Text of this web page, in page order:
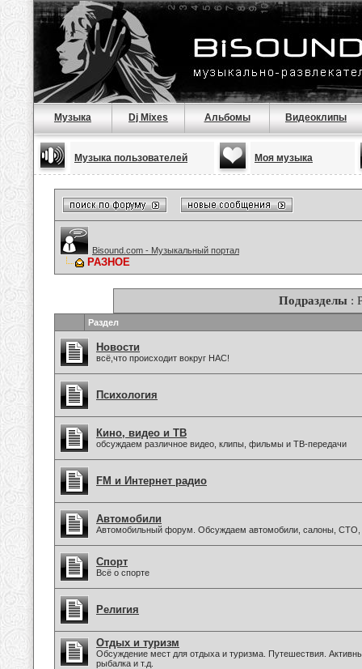
Музыка Dj Mixes Альбомы Видеоклипы
Музыка пользователей Моя музыка
Bisound.com - Музыкальный портал
РАЗНОЕ
Подразделы :
Раздел
Новости
всё,что происходит вокруг НАС!
Психология
Кино, видео и ТВ
обсуждаем различное видео, клипы, фильмы и ТВ-передачи
FM и Интернет радио
Автомобили
Автомобильный форум. Обсуждаем автомобили, салоны, СТО,
Спорт
Всё о спорте
Религия
Отдых и туризм
Обсуждение мест для отдыха и туризма. Путешествия.
рыбалка и т.д.